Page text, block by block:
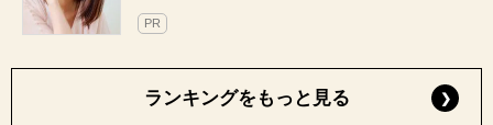
PR
ランキングをもっと見る